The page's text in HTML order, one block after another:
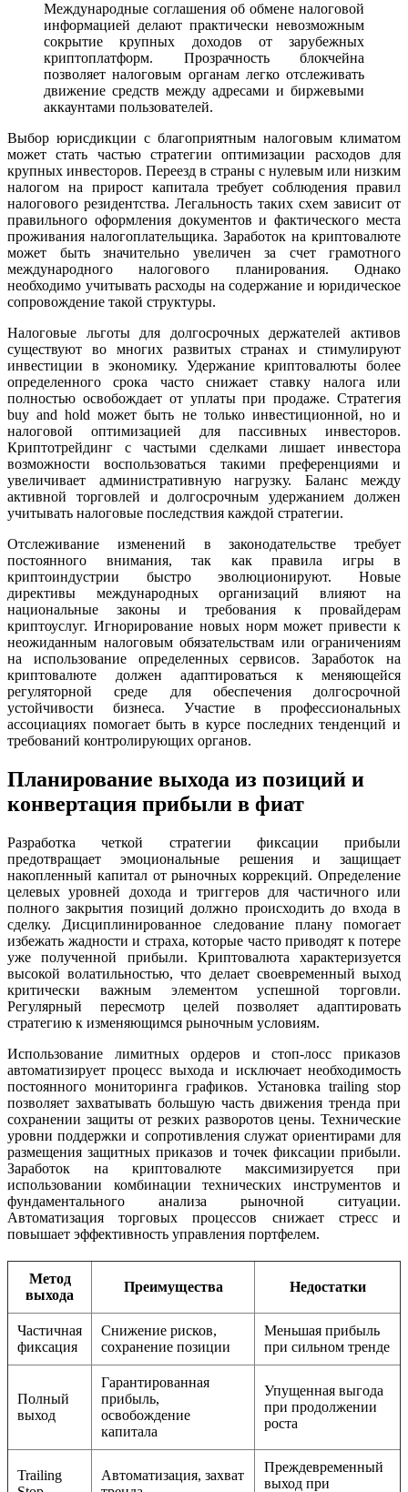
Международные соглашения об обмене налоговой
информацией делают практически невозможным
сокрытие крупных доходов от зарубежных
криптоплатформ. Прозрачность блокчейна
позволяет налоговым органам легко отслеживать
движение средств между адресами и биржевыми
аккаунтами пользователей.
Выбор юрисдикции с благоприятным налоговым климатом
может стать частью стратегии оптимизации расходов для
крупных инвесторов. Переезд в страны с нулевым или низким
налогом на прирост капитала требует соблюдения правил
налогового резидентства. Легальность таких схем зависит от
правильного оформления документов и фактического места
проживания налогоплательщика. Заработок на криптовалюте
может быть значительно увеличен за счет грамотного
международного налогового планирования. Однако
необходимо учитывать расходы на содержание и юридическое
сопровождение такой структуры.
Налоговые льготы для долгосрочных держателей активов
существуют во многих развитых странах и стимулируют
инвестиции в экономику. Удержание криптовалюты более
определенного срока часто снижает ставку налога или
полностью освобождает от уплаты при продаже. Стратегия
buy and hold может быть не только инвестиционной, но и
налоговой оптимизацией для пассивных инвесторов.
Криптотрейдинг с частыми сделками лишает инвестора
возможности воспользоваться такими преференциями и
увеличивает административную нагрузку. Баланс между
активной торговлей и долгосрочным удержанием должен
учитывать налоговые последствия каждой стратегии.
Отслеживание изменений в законодательстве требует
постоянного внимания, так как правила игры в
криптоиндустрии быстро эволюционируют. Новые
директивы международных организаций влияют на
национальные законы и требования к провайдерам
криптоуслуг. Игнорирование новых норм может привести к
неожиданным налоговым обязательствам или ограничениям
на использование определенных сервисов. Заработок на
криптовалюте должен адаптироваться к меняющейся
регуляторной среде для обеспечения долгосрочной
устойчивости бизнеса. Участие в профессиональных
ассоциациях помогает быть в курсе последних тенденций и
требований контролирующих органов.
Планирование выхода из позиций и
конвертация прибыли в фиат
Разработка четкой стратегии фиксации прибыли
предотвращает эмоциональные решения и защищает
накопленный капитал от рыночных коррекций. Определение
целевых уровней дохода и триггеров для частичного или
полного закрытия позиций должно происходить до входа в
сделку. Дисциплинированное следование плану помогает
избежать жадности и страха, которые часто приводят к потере
уже полученной прибыли. Криптовалюта характеризуется
высокой волатильностью, что делает своевременный выход
критически важным элементом успешной торговли.
Регулярный пересмотр целей позволяет адаптировать
стратегию к изменяющимся рыночным условиям.
Использование лимитных ордеров и стоп-лосс приказов
автоматизирует процесс выхода и исключает необходимость
постоянного мониторинга графиков. Установка trailing stop
позволяет захватывать большую часть движения тренда при
сохранении защиты от резких разворотов цены. Технические
уровни поддержки и сопротивления служат ориентирами для
размещения защитных приказов и точек фиксации прибыли.
Заработок на криптовалюте максимизируется при
использовании комбинации технических инструментов и
фундаментального анализа рыночной ситуации.
Автоматизация торговых процессов снижает стресс и
повышает эффективность управления портфелем.
Метод
выхода
Преимущества Недостатки
Частичная
фиксация
Снижение рисков,
сохранение позиции
Меньшая прибыль
при сильном тренде
Полный
выход
Гарантированная
прибыль,
освобождение
капитала
Упущенная выгода
при продолжении
роста
Trailing
Автоматизация, захват
Преждевременный
выход при